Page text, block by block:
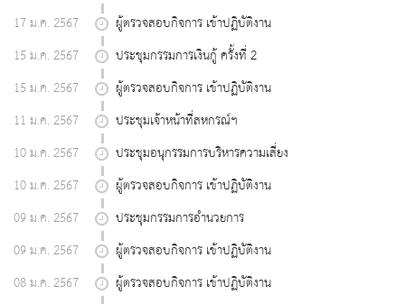
17 ม.ค. 2567
ผู้ตรวจสอบกิจการ เข้าปฏิบัติงาน
15 ม.ค. 2567
ประชุมกรรมการเงินกู้ ครั้งที่ 2
15 ม.ค. 2567
ผู้ตรวจสอบกิจการ เข้าปฏิบัติงาน
11 ม.ค. 2567
ประชุมเจ้าหน้าที่สหกรณ์ฯ
10 ม.ค. 2567
ประชุมอนุกรรมการบริหารความเสี่ยง
10 ม.ค. 2567
ผู้ตรวจสอบกิจการ เข้าปฏิบัติงาน
09 ม.ค. 2567
ประชุมกรรมการอำนวยการ
09 ม.ค. 2567
ผู้ตรวจสอบกิจการ เข้าปฏิบัติงาน
08 ม.ค. 2567
ผู้ตรวจสอบกิจการ เข้าปฏิบัติงาน